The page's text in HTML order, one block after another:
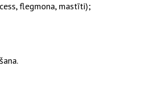
flegmona, mastīti);